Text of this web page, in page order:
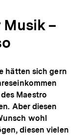
–
hätten sich gern
Maestro
Aber diesen
wohl
diesen vielen